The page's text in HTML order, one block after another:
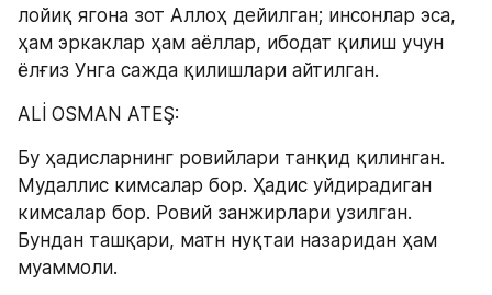
лойиқ ягона зот Аллоҳ дейилган; инсонлар эса,
ҳам эркаклар ҳам аёллар, ибодат қилиш учун
ёлғиз Унга сажда қилишлари айтилган.
ALİ OSMAN ATEŞ:
Бу ҳадисларнинг ровийлари танқид қилинган.
Мудаллис кимсалар бор. Ҳадис уйдирадиган
кимсалар бор. Ровий занжирлари узилган.
Бундан ташқари, матн нуқтаи назаридан ҳам
муаммоли.